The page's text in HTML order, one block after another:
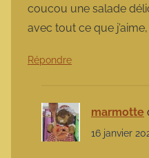
coucou une salade
avec tout ce que
Répondre
marmotte
16 janvier